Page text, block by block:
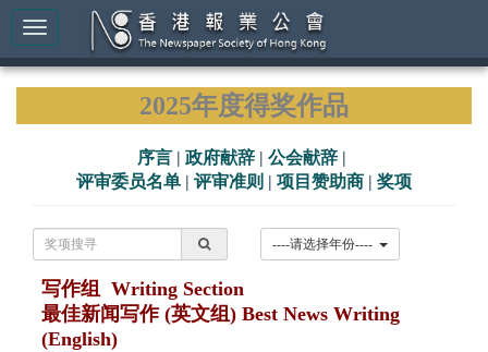
2025年度得奖作品
序言 | 政府献辞 | 公会献辞 |
评审委员名单 | 评审准则 | 项目赞助商 | 奖项
写作组 Writing Section
最佳新闻写作 (英文组) Best News Writing
(English)